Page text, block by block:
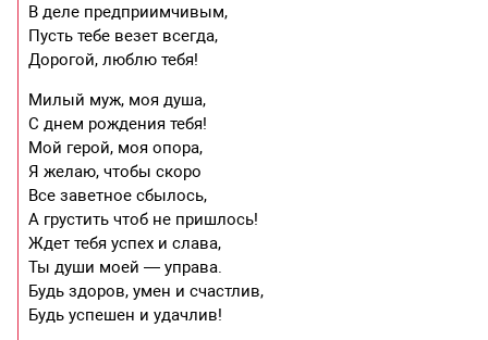
В деле предприимчивым,
Пусть тебе везет всегда,
Дорогой, люблю тебя!
Милый муж, моя душа,
С днем рождения тебя!
Мой герой, моя опора,
Я желаю, чтобы скоро
Все заветное сбылось,
А грустить чтоб не пришлось!
Ждет тебя успех и слава,
Ты души моей — управа.
Будь здоров, умен и счастлив,
Будь успешен и удачлив!